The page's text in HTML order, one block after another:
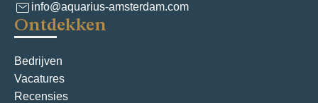
Ontdekken
Bedrijven
Vacatures
Recensies
info@aquarius-amsterdam.com